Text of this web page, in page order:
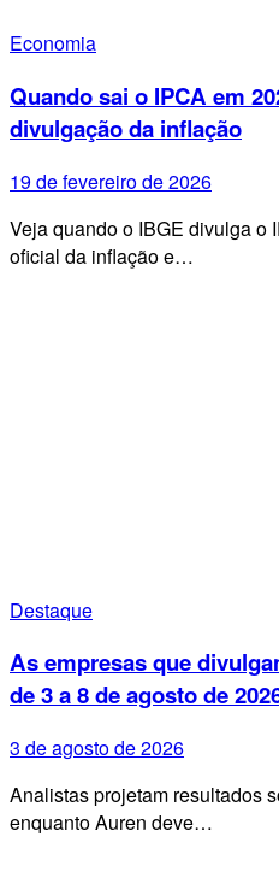
Economia
Quando sai o IPCA em
divulgação da inflação
19 de fevereiro de 2026
Veja quando o IBGE divulga o
oficial da inflação e…
Destaque
As empresas que
de 3 a 8 de agosto de
3 de agosto de 2026
Analistas projetam resultados
enquanto Auren deve…